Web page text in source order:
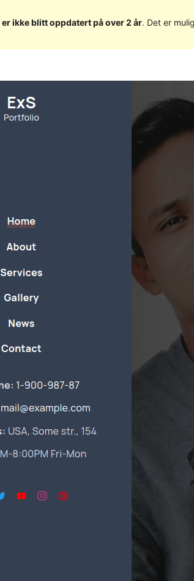
er ikke blitt oppdatert på over 2 år. Det er